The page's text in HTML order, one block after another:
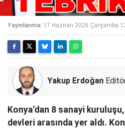
Yayınlanma: 17 Haziran 2026 Çarşamba
Yakup Erdoğan
Konya’dan 8 sanayi
devleri arasında yer aldı.